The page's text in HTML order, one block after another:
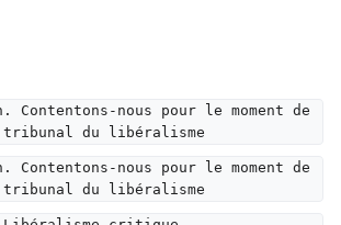
nous pour le moment de
tribunal du libéralisme
nous pour le moment de
tribunal du libéralisme